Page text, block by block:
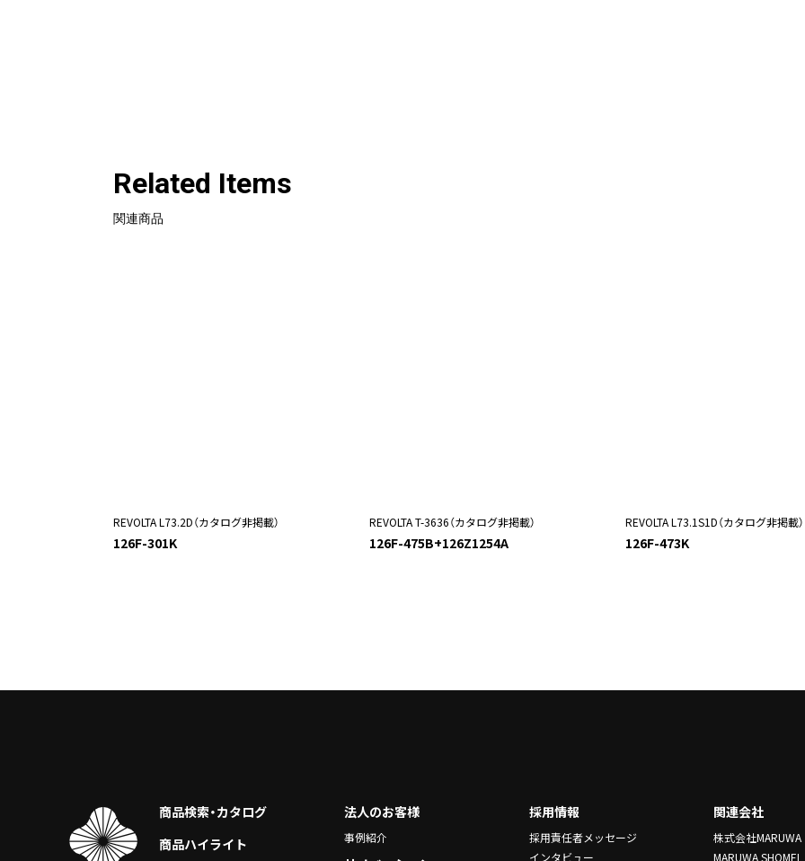
Related Items
関連商品
REVOLTA L73.2D（カタログ非掲載）
126F-301K
REVOLTA T-3636（カタログ非掲載）
126F-475B+126Z1254A
REVOLTA L73.1S1D（カタログ非掲載）
126F-473K
商品検索・カタログ
商品ハイライト
法人のお客様
事例紹介
採用情報
採用責任者メッセージ
インタビュー
関連会社
株式会社MARUWA
MARUWA SHOMEI